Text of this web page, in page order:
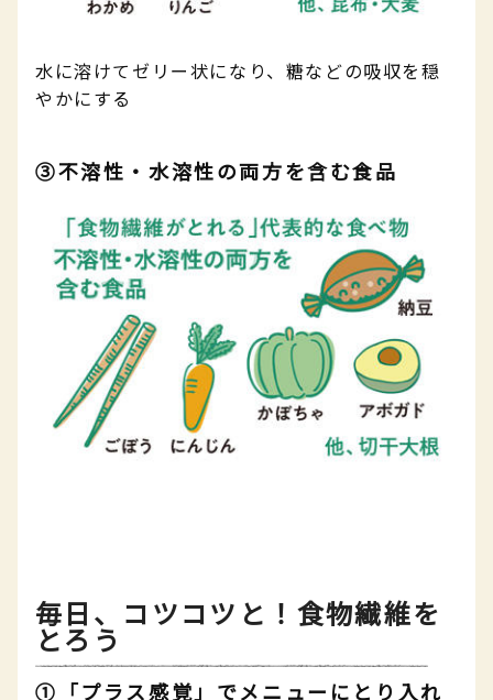
水に溶けてゼリー状になり、糖などの吸収を穏
やかにする
③不溶性・水溶性の両方を含む食品
毎日、コツコツと！食物繊維を
とろう
①「プラス感覚」でメニューにとり入れ